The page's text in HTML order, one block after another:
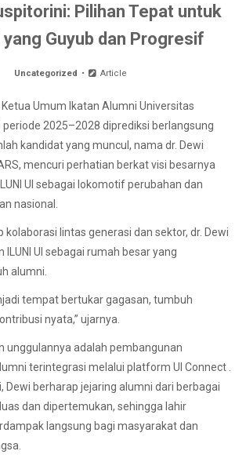
Pilihan Tepat untuk
yang Guyub dan Progresif
Uncategorized Article
Umum Ikatan Alumni Universitas
periode 2025–2028 diprediksi berlangsung
kandidat yang muncul, nama dr. Dewi
mencuri perhatian berkat visi besarnya
UI sebagai lokomotif perubahan dan
nasional.
kolaborasi lintas generasi dan sektor, dr. Dewi
UI sebagai rumah besar yang
alumni.
tempat bertukar gagasan, tumbuh
nyata,” ujarnya.
unggulannya adalah pembangunan
terintegrasi melalui platform UI Connect .
Dewi berharap jejaring alumni dari berbagai
dan dipertemukan, sehingga lahir
langsung bagi masyarakat dan